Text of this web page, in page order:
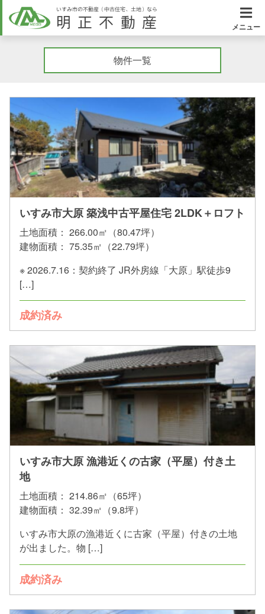
いすみ市の不動産（中古住宅、土地）なら
明正不動産 メニュー
物件一覧
いすみ市大原 築浅中古平屋住宅 2LDK＋ロフト
土地面積： 266.00㎡（80.47坪）
建物面積： 75.35㎡（22.79坪）
※ 2026.7.16：契約終了 JR外房線「大原」駅徒歩9
[…]
成約済み
いすみ市大原 漁港近くの古家（平屋）付き土
地
土地面積： 214.86㎡（65坪）
建物面積： 32.39㎡（9.8坪）
いすみ市大原の漁港近くに古家（平屋）付きの土地
が出ました。物 […]
成約済み